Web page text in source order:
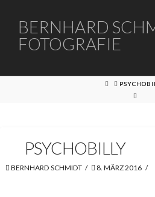
SCHMIDT
BERNHARD
FOTOGRAFIE
HOME
PSYCHOBILLY
BERNHARD SCHMIDT 8. MÄRZ 2016